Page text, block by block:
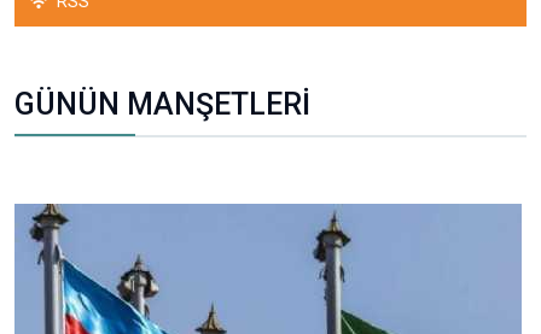
GÜNÜN MANŞETLERİ